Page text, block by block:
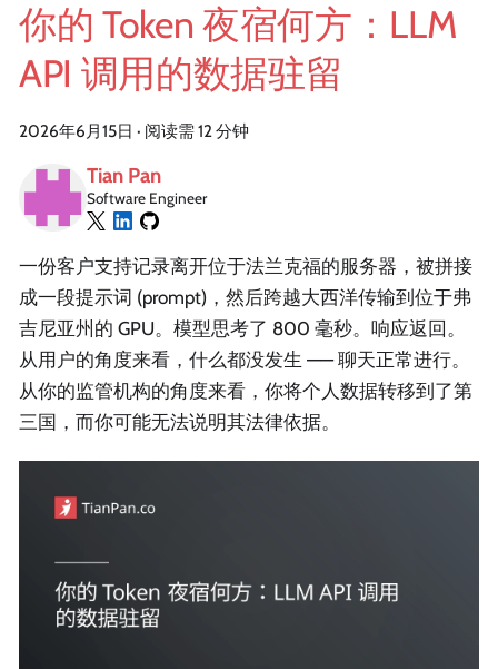
你的 Token 夜宿何方：LLM
API 调用的数据驻留
2026年6月15日 · 阅读需 12 分钟
Tian Pan
Software Engineer
一份客户支持记录离开位于法兰克福的服务器，被拼接
成一段提示词 (prompt)，然后跨越大西洋传输到位于弗
吉尼亚州的 GPU。模型思考了 800 毫秒。响应返回。
从用户的角度来看，什么都没发生 —— 聊天正常进行。
从你的监管机构的角度来看，你将个人数据转移到了第
三国，而你可能无法说明其法律依据。